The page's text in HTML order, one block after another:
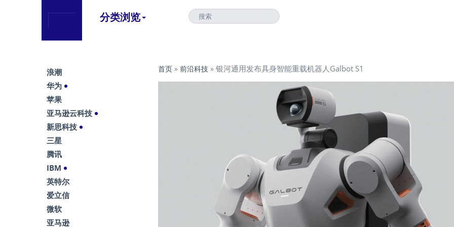
分类浏览
首页 » 前沿科技 » 银河通用发布具身智能重载机器人Galbot S1
浪潮
华为
苹果
亚马逊云科技
新思科技
三星
腾讯
IBM
英特尔
爱立信
微软
亚马逊